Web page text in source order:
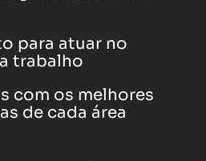
para atuar no
trabalho
com os melhores
de cada área